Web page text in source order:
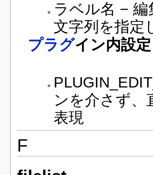
ラベル名 −
文字列を指定
プラグイン内設定
ンを介さず、
表現
F